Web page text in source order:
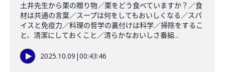
土井先生から栗の贈り物／栗をどう食べていますか？／食
材は共通の言葉／スープは何をしてもおいしくなる／スパ
イスと免疫力／料理の哲学の裏付けは科学／掃除をするこ
と、清潔にしておくこと／清らかなおいしさ番組...
2025.10.09 |00:43:46